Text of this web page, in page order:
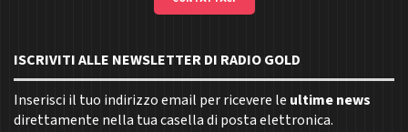
ISCRIVITI ALLE NEWSLETTER DI RADIO GOLD
Inserisci il tuo indirizzo email per ricevere le ultime news
direttamente nella tua casella di posta elettronica.